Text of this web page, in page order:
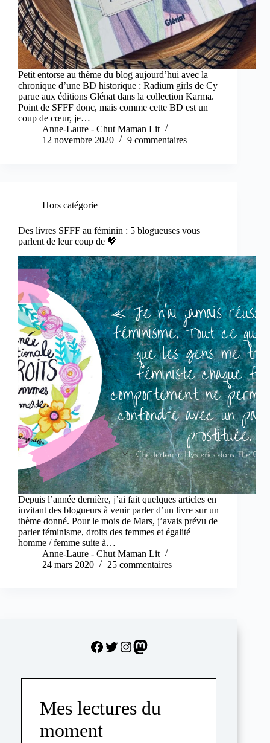
Petit entorse au thème du blog aujourd’hui avec la
chronique d’une BD historique : Radium girls de Cy
parue aux éditions Glénat dans la collection Karma.
Point de SFFF donc, mais comme cette BD est un
coup de cœur, je…
Anne-Laure - Chut Maman Lit
12 novembre 2020
9 commentaires
Hors catégorie
Des livres SFFF au féminin : 5 blogueuses vous
parlent de leur coup de 💖
Depuis l’année dernière, j’ai fait quelques articles en
invitant des blogueurs à venir parler d’un livre sur un
thème donné. Pour le mois de Mars, j’avais prévu de
parler féminisme, droits des femmes et égalité
homme / femme suite à…
Anne-Laure - Chut Maman Lit
24 mars 2020
25 commentaires
Facebook
Twitter
Instagram
Mastodon
Mes lectures du
moment